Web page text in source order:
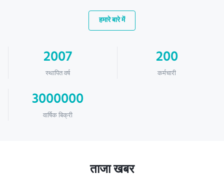
हमारे बारे में
2007
स्थापित वर्ष
200
कर्मचारी
3000000
वार्षिक बिक्री
ताजा खबर